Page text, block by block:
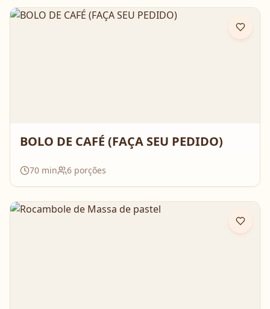
BOLO DE CAFÉ (FAÇA SEU PEDIDO)
70 min 6 porções